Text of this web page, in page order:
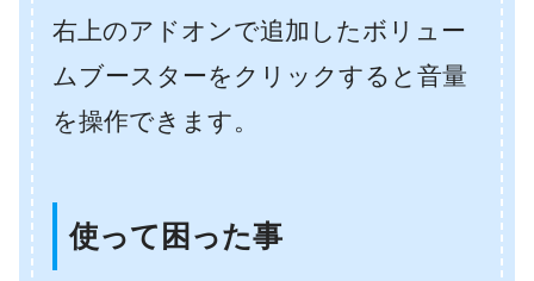
右上のアドオンで追加したボリュー
ムブースターをクリックすると音量
を操作できます。
使って困った事